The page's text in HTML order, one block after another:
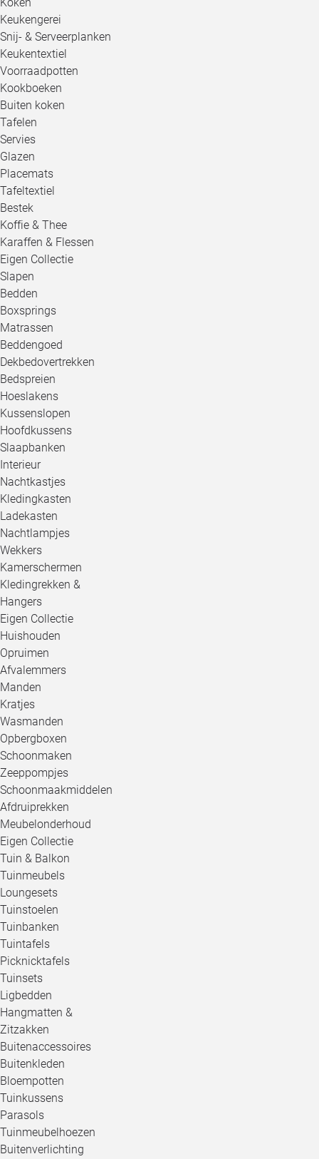
Keukengerei
Snij- & Serveerplanken
Keukentextiel
Voorraadpotten
Kookboeken
Buiten koken
Tafelen
Servies
Glazen
Placemats
Tafeltextiel
Bestek
Koffie & Thee
Karaffen & Flessen
Eigen Collectie
Slapen
Bedden
Boxsprings
Matrassen
Beddengoed
Dekbedovertrekken
Bedspreien
Hoeslakens
Kussenslopen
Hoofdkussens
Slaapbanken
Interieur
Nachtkastjes
Kledingkasten
Ladekasten
Nachtlampjes
Wekkers
Kamerschermen
Kledingrekken &
Hangers
Eigen Collectie
Huishouden
Opruimen
Afvalemmers
Manden
Kratjes
Wasmanden
Opbergboxen
Schoonmaken
Zeeppompjes
Schoonmaakmiddelen
Afdruiprekken
Meubelonderhoud
Eigen Collectie
Tuin & Balkon
Tuinmeubels
Loungesets
Tuinstoelen
Tuinbanken
Tuintafels
Picknicktafels
Tuinsets
Ligbedden
Hangmatten &
Zitzakken
Buitenaccessoires
Buitenkleden
Bloempotten
Tuinkussens
Parasols
Tuinmeubelhoezen
Buitenverlichting